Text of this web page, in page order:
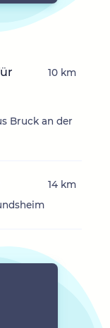
Bruck an der
10 km
14 km